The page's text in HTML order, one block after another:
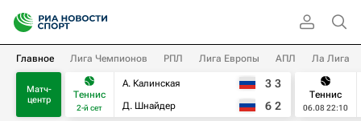
Главное Лига Чемпионов РПЛ Лига Европы АПЛ Ла Лига
Матч-
центр
Теннис
2-й сет
А. Калинская
Д. Шнайдер
3 3
6 2
Теннис
06.08 22:10